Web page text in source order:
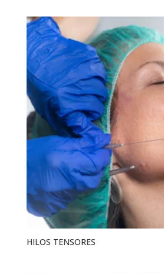
desde
350,00 €
hasta
500,00 €
HILOS TENSORES